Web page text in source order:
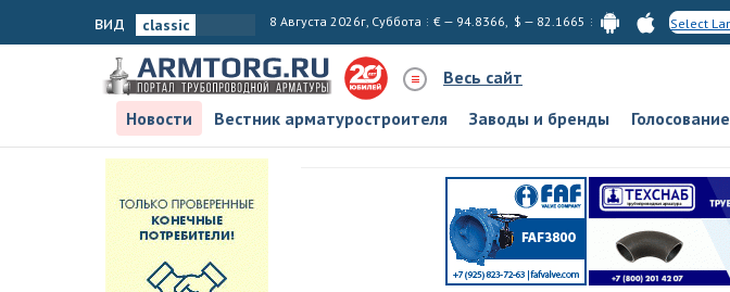
вид 8 Августа 2026г, Суббота € — 94.8366, $ — 82.1665 Select
Весь сайт
Новости
Вестник арматуростроителя Заводы и бренды Голосование